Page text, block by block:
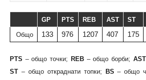
GP PTS REB AST ST
Общо 133 976 1207 407 175
PTS – общо точки; REB– общо борби; AST
ST – общо откраднати топки; BS – общо